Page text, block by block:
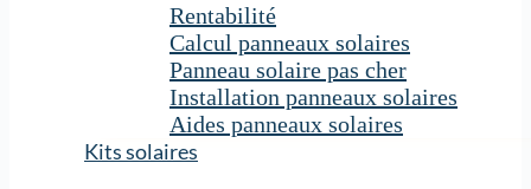
Rentabilité
Calcul panneaux solaires
Panneau solaire pas cher
Installation panneaux solaires
Aides panneaux solaires
Kits solaires